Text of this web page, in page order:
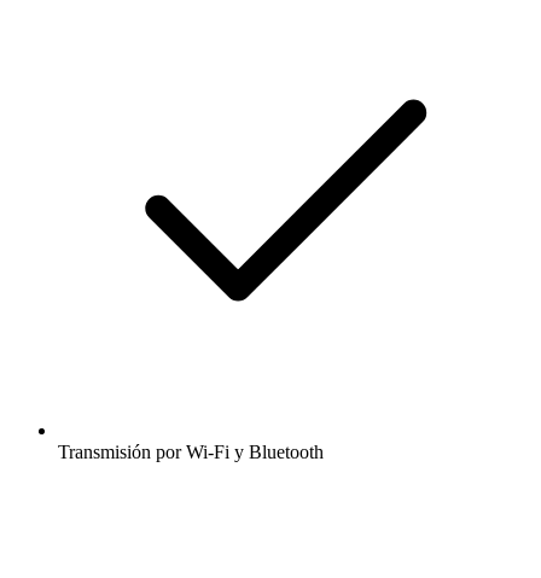
Transmisión por Wi-Fi y Bluetooth